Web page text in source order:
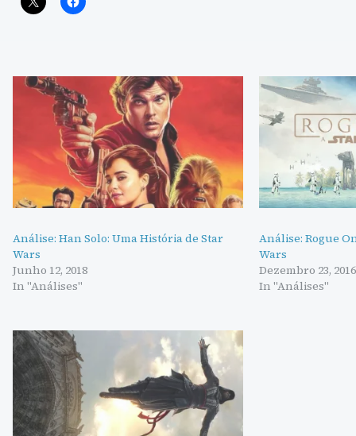
Análise: Han Solo: Uma História de Star
Wars
Junho 12, 2018
In "Análises"
Análise: Rogue
Wars
Dezembro 23, 2016
In "Análises"